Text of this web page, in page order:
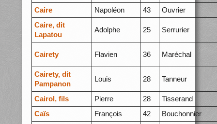
Caire
Napoléon 43
Ouvrier
Caire, dit
Lapatou
Adolphe 25 Serrurier
Cairety Flavien 36 Maréchal
Cairety, dit
Pampanon
Louis 28 Tanneur
Cairol, fils Pierre 28
Tisserand
Caïs
François 42
Bouchonnier